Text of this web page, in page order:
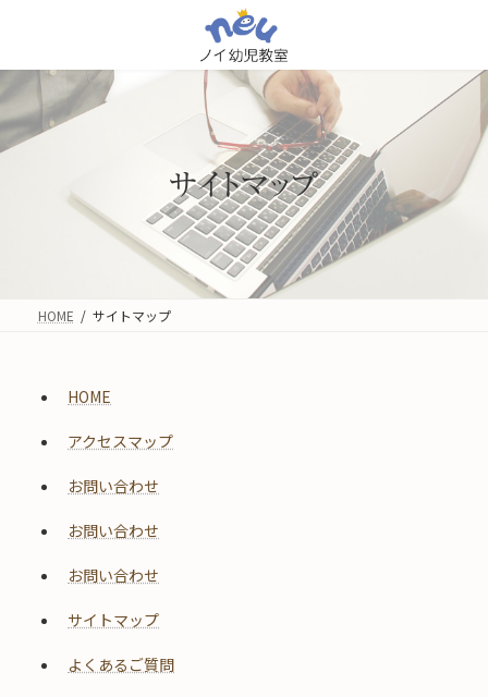
ン
ツ
へ
ス
ー
シ
ョ
ン
サイトマップ
HOME サイトマップ
HOME
アクセスマップ
お問い合わせ
お問い合わせ
お問い合わせ
サイトマップ
よくあるご質問